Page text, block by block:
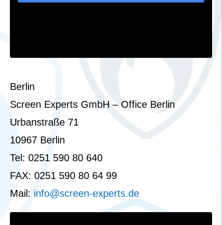
Berlin
Screen Experts GmbH – Office Berlin
Urbanstraße 71
10967 Berlin
Tel: 0251 590 80 640
FAX: 0251 590 80 64 99
Mail: info@screen-experts.de